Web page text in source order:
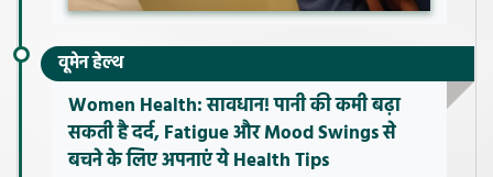
वूमेन हेल्थ
Women Health: सावधान! पानी की कमी बढ़ा
सकती है दर्द, Fatigue और Mood Swings से
बचने के लिए अपनाएं ये Health Tips